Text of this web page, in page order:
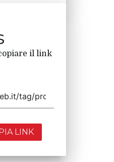
il link
LINK